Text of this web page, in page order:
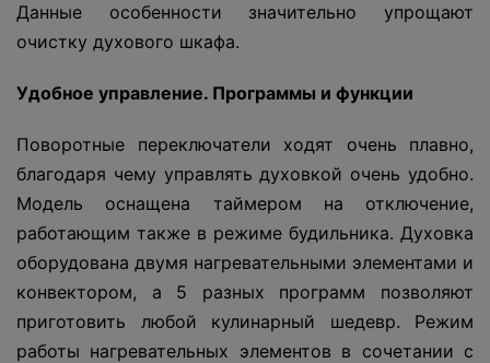
Данные особенности значительно упрощают
очистку духового шкафа.
Удобное управление. Программы и функции
Поворотные переключатели ходят очень плавно,
благодаря чему управлять духовкой очень удобно.
Модель оснащена таймером на отключение,
работающим также в режиме будильника. Духовка
оборудована двумя нагревательными элементами и
конвектором, а 5 разных программ позволяют
приготовить любой кулинарный шедевр. Режим
работы нагревательных элементов в сочетании с